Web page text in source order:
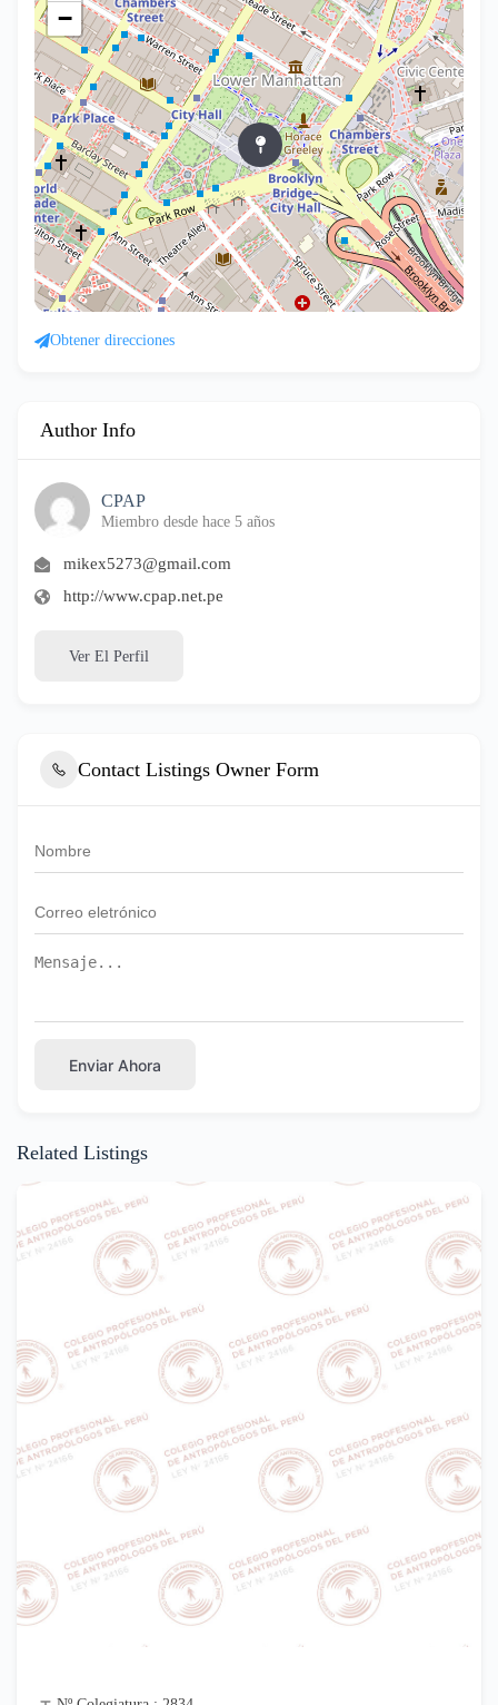
−
Obtener direcciones
Author Info
CPAP
Miembro desde hace 5 años
mikex5273@gmail.com
http://www.cpap.net.pe
Ver El Perfil
Contact Listings Owner Form
Enviar Ahora
Related Listings